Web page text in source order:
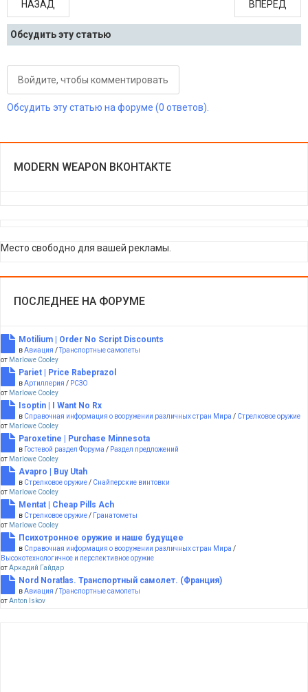
НАЗАД ВПЕРЁД
Обсудить эту статью
Войдите, чтобы комментировать
Обсудить эту статью на форуме (0 ответов).
MODERN WEAPON ВКОНТАКТЕ
Место свободно для вашей рекламы.
ПОСЛЕДНЕЕ НА ФОРУМЕ
Motilium | Order No Script Discounts
вАвиация /Транспортные самолеты
от Marlowe Cooley
Pariet | Price Rabeprazol
вАртиллерия / РСЗО
от Marlowe Cooley
Isoptin | I Want No Rx
в Справочная информация о вооружении различных стран Мира / Стрелковое оружие
от Marlowe Cooley
Paroxetine | Purchase Minnesota
в Гостевой раздел Форума / Раздел предложений
от Marlowe Cooley
Avapro | Buy Utah
в Стрелковое оружие/ Снайперские винтовки
от Marlowe Cooley
Mentat | Cheap Pills Ach
в Стрелковое оружие/ Гранатометы
от Marlowe Cooley
Психотронное оружие и наше будущее
в Справочная информация о вооружении различных стран Мира /
Высокотехнологичное и перспективное оружие
отАркадий Гайдар
Nord Noratlas. Транспортный самолет. (Франция)
вАвиация /Транспортные самолеты
отAnton Iskov